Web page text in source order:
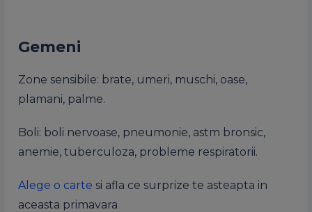
Gemeni
Zone sensibile: brate, umeri, muschi, oase,
plamani, palme.
Boli: boli nervoase, pneumonie, astm bronsic,
anemie, tuberculoza, probleme respiratorii.
Alege o carte si afla ce surprize te asteapta in
aceasta primavara